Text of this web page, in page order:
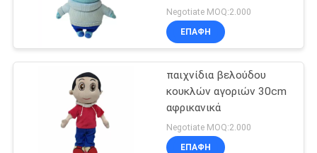
των παιδιών γυαλιών
Negotiate MOQ:2.000
ΕΠΑΦΉ
παιχνίδια βελούδου
κουκλών αγοριών 30cm
αφρικανικά
Negotiate MOQ:2.000
ΕΠΑΦΉ